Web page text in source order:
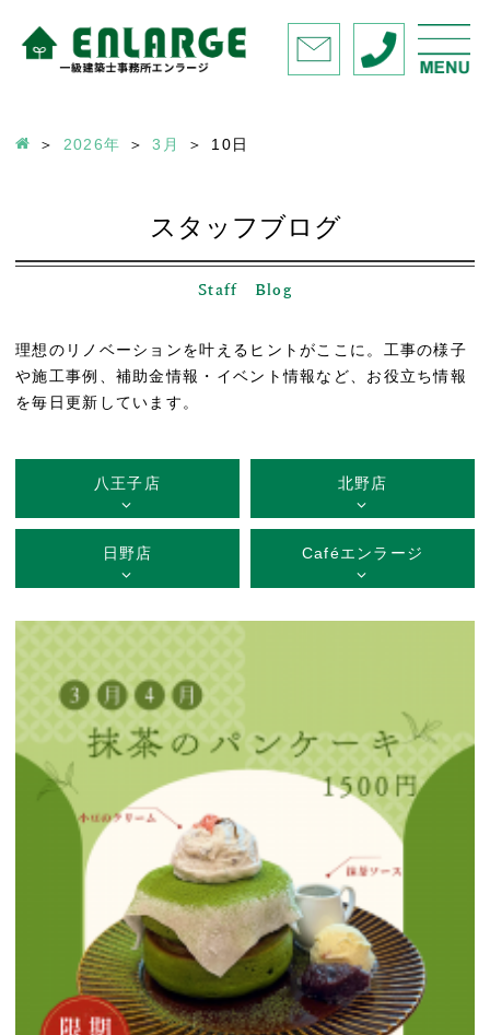
2026年 3月 10日
スタッフブログ
Staff Blog
理想のリノベーションを叶えるヒントがここに。工事の様子
や施工事例、補助金情報・イベント情報など、お役立ち情報
を毎日更新しています。
八王子店 北野店
日野店 Caféエンラージ